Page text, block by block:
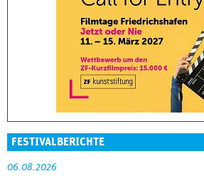
FESTIVALBERICHTE
06.08.2026